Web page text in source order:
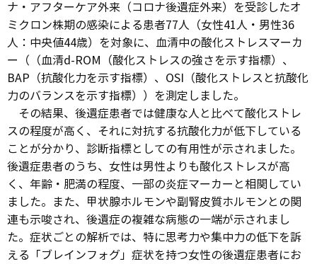
ナ・アフターケア外来（コロナ後遺症外来）を受診したオ
ミクロン株期の感染による患者77人（女性41人・男性36
人：中央値44歳）を対象に、血清中の酸化ストレスマーカ
ー（（血清d-ROM（酸化ストレスの強さを示す指標）、
BAP（抗酸化力を示す指標）、OSI（酸化ストレスと抗酸化
力のバランスを示す指標））を測定しました。
その結果、後遺症患者では健康な人と比べて酸化ストレ
スの程度が高く、それに対抗する抗酸化力が低下している
ことが分かり、診断指標としての有用性が示されました。
後遺症患者のうち、女性は男性よりも酸化ストレスが高
く、年齢・肥満の程度、一部の炎症マーカーと相関してい
ました。また、甲状腺ホルモンや副腎皮質ホルモンとの関
連も示唆され、後遺症の複雑な病態の一端が示されまし
た。症状ごとの解析では、特に思考力や集中力の低下を訴
える「ブレインフォグ」症状を持つ女性の後遺症患者にお